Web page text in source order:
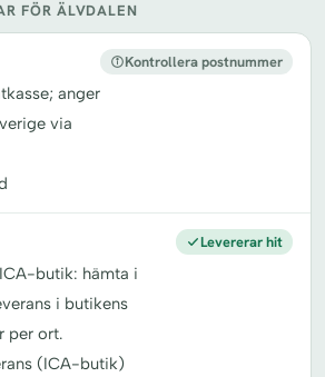
FÖR ÄLVDALEN
anger
via
Kontrollera postnummer
butik: hämta i
i butikens
per ort.
(ICA-butik)
Levererar hit